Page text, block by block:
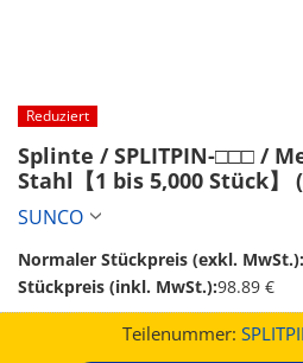
Reduziert
Splinte / SPLITPIN-□□□ /
Stahl【1 bis 5,000 Stück】
85)
SUNCO
Normaler Stückpreis (exkl. MwSt.):
Stückpreis (inkl. MwSt.):98.89 €
Teilenummer: